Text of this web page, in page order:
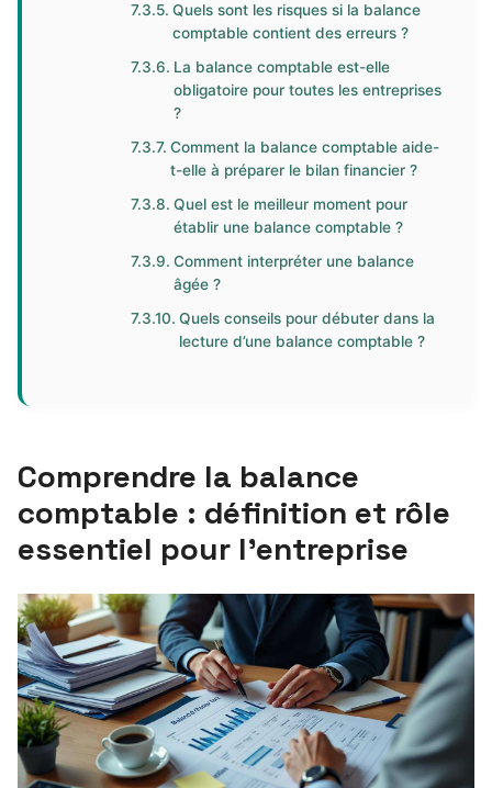
Quels sont les risques si la balance
comptable contient des erreurs ?
La balance comptable est-elle
obligatoire pour toutes les entreprises
?
Comment la balance comptable aide-
t-elle à préparer le bilan financier ?
Quel est le meilleur moment pour
établir une balance comptable ?
Comment interpréter une balance
âgée ?
Quels conseils pour débuter dans la
lecture d’une balance comptable ?
Comprendre la balance
comptable : définition et rôle
essentiel pour l’entreprise